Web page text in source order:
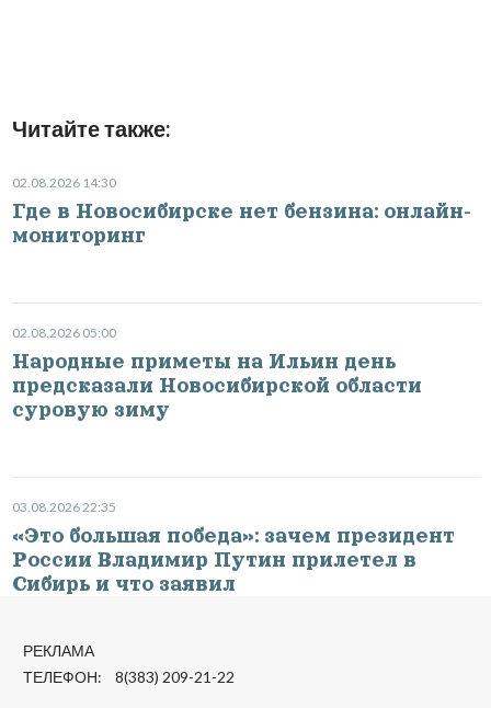
Читайте также:
02.08.2026 14:30
Где в Новосибирске нет бензина: онлайн-
мониторинг
02.08.2026 05:00
Народные приметы на Ильин день
предсказали Новосибирской области
суровую зиму
03.08.2026 22:35
«Это большая победа»: зачем президент
России Владимир Путин прилетел в
Сибирь и что заявил
РЕКЛАМА
ТЕЛЕФОН: 8(383) 209-21-22